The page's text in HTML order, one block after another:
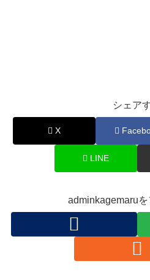
シェア
X
LINE
adminkagemaru